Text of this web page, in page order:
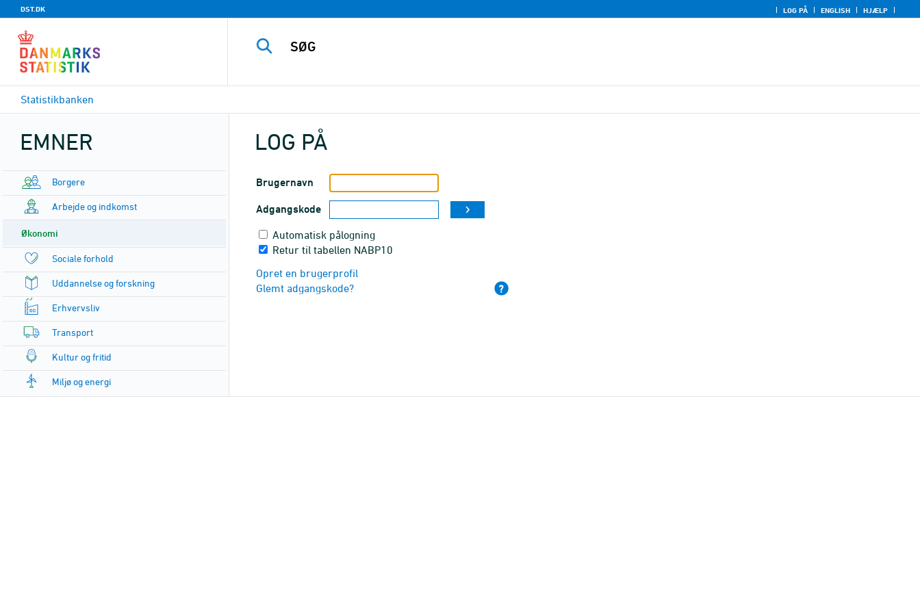
DST.DK LOG PÅ ENGLISH HJÆLP
Statistikbanken
EMNER
Borgere
Arbejde og indkomst
Økonomi
Sociale forhold
Uddannelse og forskning
Erhvervsliv
Transport
Kultur og fritid
Miljø og energi
LOG PÅ
Brugernavn
Adgangskode
Automatisk pålogning
Retur til tabellen NABP10
Opret en brugerprofil
Glemt adgangskode?